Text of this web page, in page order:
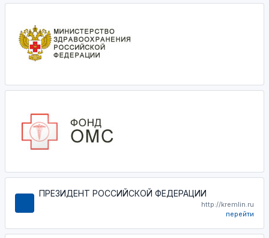
ПРЕЗИДЕНТ РОССИЙСКОЙ ФЕДЕРАЦИИ
http://kremlin.ru
перейти